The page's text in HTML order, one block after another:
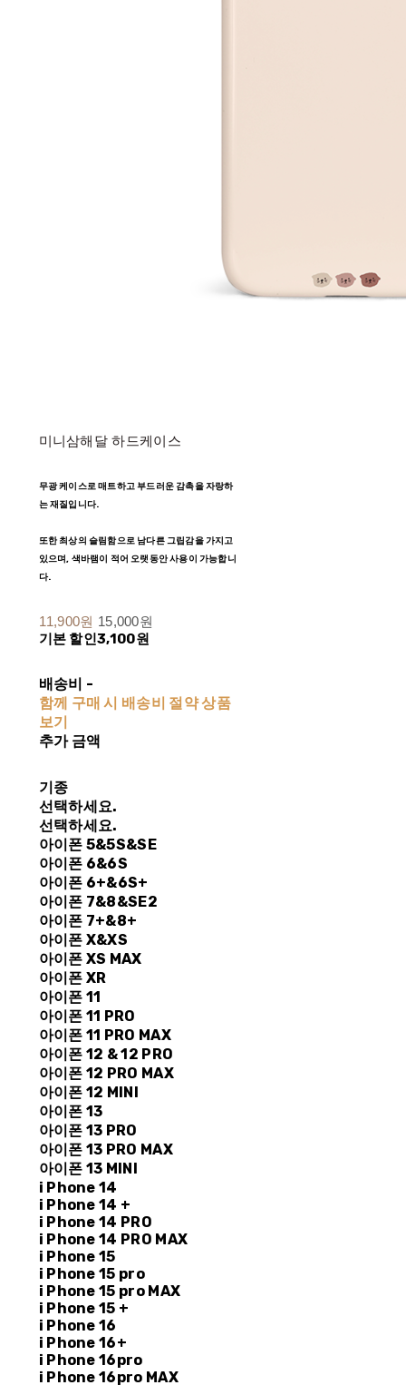
미니삼해달 하드케이스
무광 케이스로 매트하고 부드러운 감촉을 자랑하
는 재질입니다.
또한 최상의 슬림함으로 남다른 그립감을 가지고
있으며, 색바램이 적어 오랫동안 사용이 가능합니
다.
11,900원 15,000원
기본 할인3,100원
배송비 -
함께 구매 시 배송비 절약 상품
보기
추가 금액
기종
선택하세요.
선택하세요.
아이폰 5&5S&SE
아이폰 6&6S
아이폰 6+&6S+
아이폰 7&8&SE2
아이폰 7+&8+
아이폰 X&XS
아이폰 XS MAX
아이폰 XR
아이폰 11
아이폰 11 PRO
아이폰 11 PRO MAX
아이폰 12 & 12 PRO
아이폰 12 PRO MAX
아이폰 12 MINI
아이폰 13
아이폰 13 PRO
아이폰 13 PRO MAX
아이폰 13 MINI
i Phone 14
i Phone 14 +
i Phone 14 PRO
i Phone 14 PRO MAX
i Phone 15
i Phone 15 pro
i Phone 15 pro MAX
i Phone 15 +
i Phone 16
i Phone 16+
i Phone 16pro
i Phone 16pro MAX